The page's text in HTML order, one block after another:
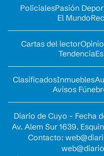
PolicialesPasión
El Mundo
Cartas del lector
Tendencia
ClasificadosInmuebles
Avisos
Diario de Cuyo - Fecha
Av. Alem Sur 1639.
Contacto: